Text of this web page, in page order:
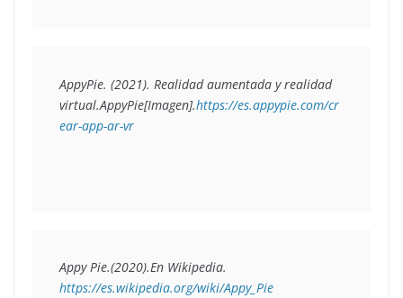
AppyPie. (2021). Realidad aumentada y realidad
virtual.AppyPie[Imagen].https://es.appypie.com/cr
ear-app-ar-vr
Appy Pie.(2020).En Wikipedia
https://es.wikipedia.org/wiki/Appy_Pie